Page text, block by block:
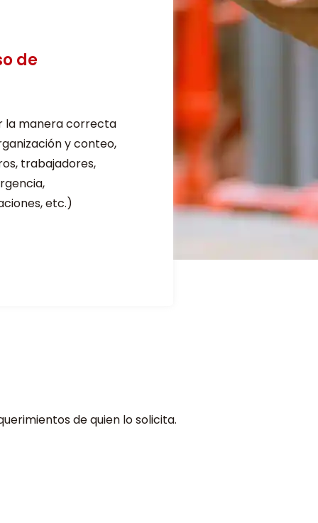
de
la manera correcta
y conteo,
trabajadores,
etc.)
de quien lo solicita.